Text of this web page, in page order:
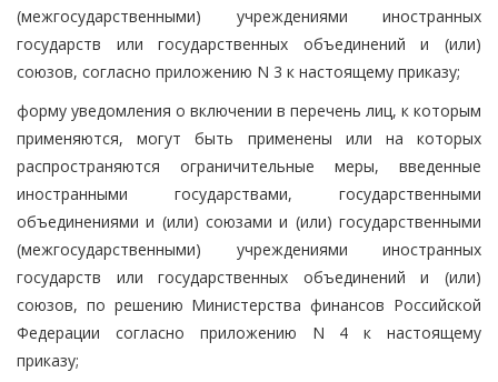
(межгосударственными) учреждениями иностранных
государств или государственных объединений и (или)
союзов, согласно приложению N 3 к настоящему приказу;
форму уведомления о включении в перечень лиц, к которым
применяются, могут быть применены или на которых
распространяются ограничительные меры, введенные
иностранными государствами, государственными
объединениями и (или) союзами и (или) государственными
(межгосударственными) учреждениями иностранных
государств или государственных объединений и (или)
союзов, по решению Министерства финансов Российской
Федерации согласно приложению N 4 к настоящему
приказу;